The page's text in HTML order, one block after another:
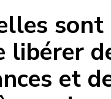
sont
libérer
et